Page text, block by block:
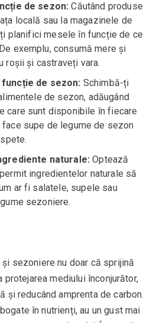
de sezon: Căutând produse
locală sau la magazinele de
planifici mesele în funcție de ce
exemplu, consumă mere și
roșii și castraveți vara.
de sezon: Schimbă-ți
de sezon, adăugând
care sunt disponibile în fiecare
supe de legume de sezon
naturale: Optează
ingredientelor naturale să
ar fi salatele, supele sau
sezoniere.
sezoniere nu doar că sprijină
protejarea mediului înconjurător,
și reducând amprenta de carbon.
în nutrienți, au un gust mai